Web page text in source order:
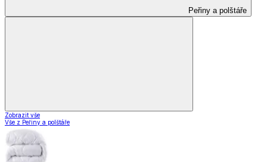
Peřiny a polštáře
Zobrazit vše
Vše z Peřiny a polštáře